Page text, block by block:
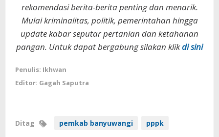
rekomendasi berita-berita penting dan menarik.
Mulai kriminalitas, politik, pemerintahan hingga
update kabar seputar pertanian dan ketahanan
pangan. Untuk dapat bergabung silakan klikdi sini
Penulis: Ikhwan
Editor: Gagah Saputra
Ditag pemkab banyuwangi pppk